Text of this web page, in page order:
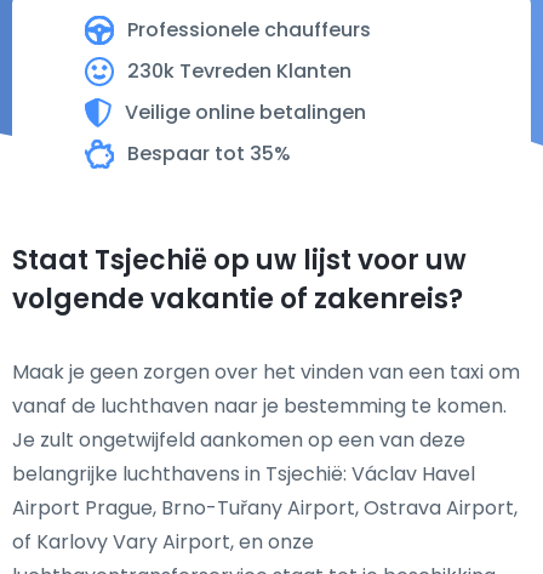
Professionele chauffeurs
230k Tevreden Klanten
Veilige online betalingen
Bespaar tot 35%
Staat Tsjechië op uw lijst voor uw
volgende vakantie of zakenreis?
Maak je geen zorgen over het vinden van een taxi om
vanaf de luchthaven naar je bestemming te komen.
Je zult ongetwijfeld aankomen op een van deze
belangrijke luchthavens in Tsjechië: Václav Havel
Airport Prague, Brno-Tuřany Airport, Ostrava Airport,
of Karlovy Vary Airport, en onze